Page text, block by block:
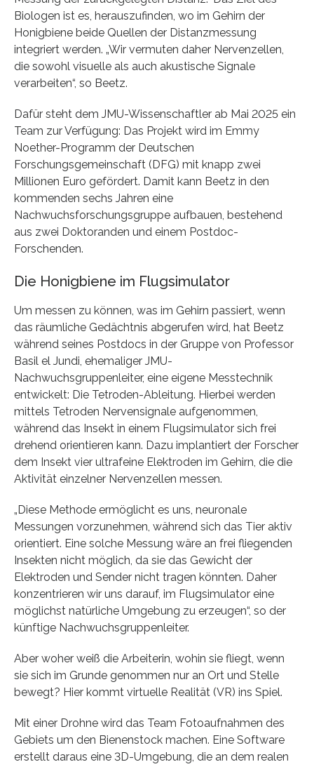
Biologen ist es, herauszufinden, wo im Gehirn der
Honigbiene beide Quellen der Distanzmessung
integriert werden. „Wir vermuten daher Nervenzellen,
die sowohl visuelle als auch akustische Signale
verarbeiten“, so Beetz.
Dafür steht dem JMU-Wissenschaftler ab Mai 2025 ein
Team zur Verfügung: Das Projekt wird im Emmy
Noether-Programm der Deutschen
Forschungsgemeinschaft (DFG) mit knapp zwei
Millionen Euro gefördert. Damit kann Beetz in den
kommenden sechs Jahren eine
Nachwuchsforschungsgruppe aufbauen, bestehend
aus zwei Doktoranden und einem Postdoc-
Forschenden.
Die Honigbiene im Flugsimulator
Um messen zu können, was im Gehirn passiert, wenn
das räumliche Gedächtnis abgerufen wird, hat Beetz
während seines Postdocs in der Gruppe von Professor
Basil el Jundi, ehemaliger JMU-
Nachwuchsgruppenleiter, eine eigene Messtechnik
entwickelt: Die Tetroden-Ableitung. Hierbei werden
mittels Tetroden Nervensignale aufgenommen,
während das Insekt in einem Flugsimulator sich frei
drehend orientieren kann. Dazu implantiert der Forscher
dem Insekt vier ultrafeine Elektroden im Gehirn, die die
Aktivität einzelner Nervenzellen messen.
„Diese Methode ermöglicht es uns, neuronale
Messungen vorzunehmen, während sich das Tier aktiv
orientiert. Eine solche Messung wäre an frei fliegenden
Insekten nicht möglich, da sie das Gewicht der
Elektroden und Sender nicht tragen könnten. Daher
konzentrieren wir uns darauf, im Flugsimulator eine
möglichst natürliche Umgebung zu erzeugen“, so der
künftige Nachwuchsgruppenleiter.
Aber woher weiß die Arbeiterin, wohin sie fliegt, wenn
sie sich im Grunde genommen nur an Ort und Stelle
bewegt? Hier kommt virtuelle Realität (VR) ins Spiel.
Mit einer Drohne wird das Team Fotoaufnahmen des
Gebiets um den Bienenstock machen. Eine Software
erstellt daraus eine 3D-Umgebung, die an dem realen